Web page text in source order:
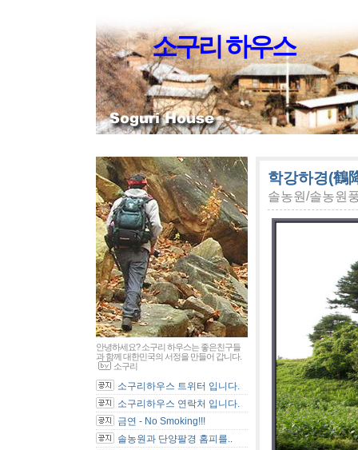
소구리 하우스
학강하경(鶴
솔농원/솔농원
안녕하세요? 소구리 하우스는 좋은친구들
과 함께 대한민국의 서정을 만들어 갑니다.
소구리
소구리하우스 트위터 입니다.
소구리하우스 연락처 입니다.
금연 - No Smoking!!!
솔농원과 단양팔경 홈피를..